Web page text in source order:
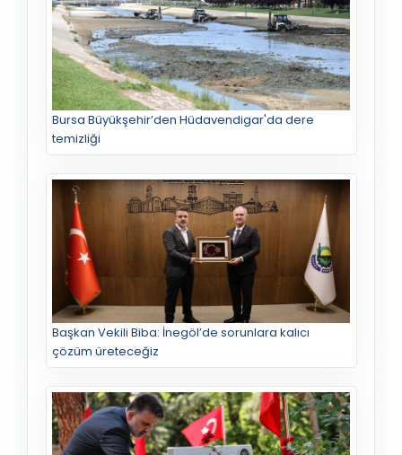
Bursa Büyükşehir’den Hüdavendigar'da dere
temizliği
Başkan Vekili Biba: İnegöl’de sorunlara kalıcı
çözüm üreteceğiz